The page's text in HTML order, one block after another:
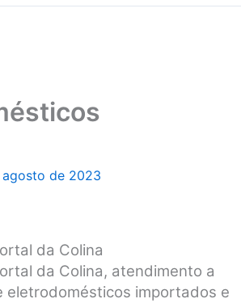
agosto de 2023
da Colina
da Colina, atendimento a
eletrodomésticos importados e